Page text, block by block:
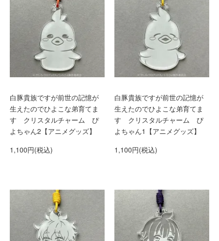
白豚貴族ですが前世の記憶が
生えたのでひよこな弟育てま
す クリスタルチャーム ぴ
よちゃん2【アニメグッズ】
1,100円(税込)
白豚貴族ですが前世の記憶が
生えたのでひよこな弟育てま
す クリスタルチャーム ぴ
よちゃん1【アニメグッズ】
1,100円(税込)